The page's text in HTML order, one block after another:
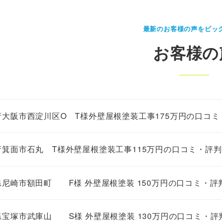
最新のお客様の声をピッ
お客様
大阪市西淀川区O T様外壁屋根塗装工事175万円の口コミ
箕面市石丸 T様外壁屋根塗装工事115万円の口コミ・評判
尼崎市額田町 F様 外壁屋根塗装 150万円の口コミ・評
宝塚市武庫山 S様 外壁屋根塗装 130万円の口コミ・評